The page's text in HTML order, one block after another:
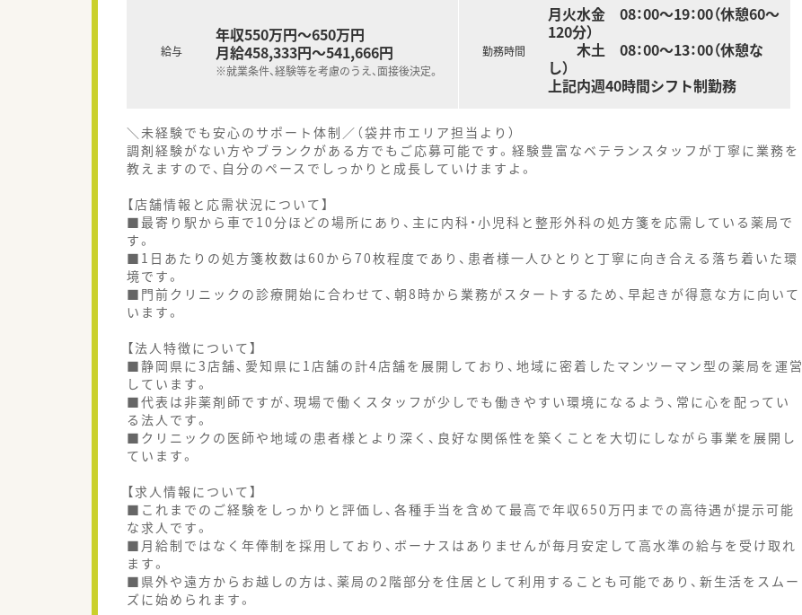
給与
年収550万円～650万円
月給458,333円～541,666円
※就業条件、経験等を考慮のうえ、面接後決定。
勤務時間
月火水金 08：00～19：00（休憩60～
120分）
木土 08：00～13：00（休憩な
し）
上記内週40時間シフト制勤務
＼未経験でも安心のサポート体制／（袋井市エリア担当より）
調剤経験がない方やブランクがある方でもご応募可能です。経験豊富なベテランスタッフが丁寧に業務を
教えますので、自分のペースでしっかりと成長していけますよ。
【店舗情報と応需状況について】
■最寄り駅から車で10分ほどの場所にあり、主に内科・小児科と整形外科の処方箋を応需している薬局で
す。
■1日あたりの処方箋枚数は60から70枚程度であり、患者様一人ひとりと丁寧に向き合える落ち着いた環
境です。
■門前クリニックの診療開始に合わせて、朝8時から業務がスタートするため、早起きが得意な方に向いて
います。
【法人特徴について】
■静岡県に3店舗、愛知県に1店舗の計4店舗を展開しており、地域に密着したマンツーマン型の薬局を運営
しています。
■代表は非薬剤師ですが、現場で働くスタッフが少しでも働きやすい環境になるよう、常に心を配ってい
る法人です。
■クリニックの医師や地域の患者様とより深く、良好な関係性を築くことを大切にしながら事業を展開し
ています。
【求人情報について】
■これまでのご経験をしっかりと評価し、各種手当を含めて最高で年収650万円までの高待遇が提示可能
な求人です。
■月給制ではなく年俸制を採用しており、ボーナスはありませんが毎月安定して高水準の給与を受け取れ
ます。
■県外や遠方からお越しの方は、薬局の2階部分を住居として利用することも可能であり、新生活をスムー
ズに始められます。